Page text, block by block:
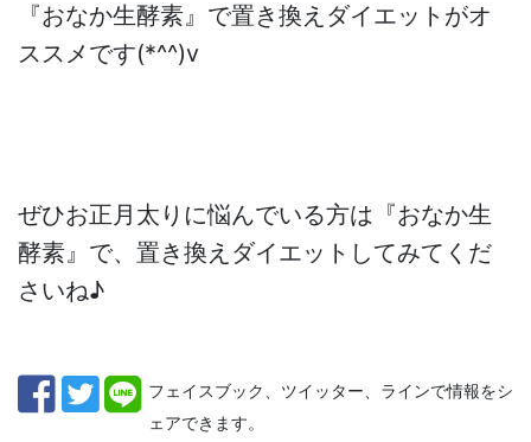
『おなか生酵素』で置き換えダイエットがオ
ススメです(*^^)v
ぜひお正月太りに悩んでいる方は『おなか生
酵素』で、置き換えダイエットしてみてくだ
さいね♪
フェイスブック、ツイッター、ラインで情報をシ
ェアできます。